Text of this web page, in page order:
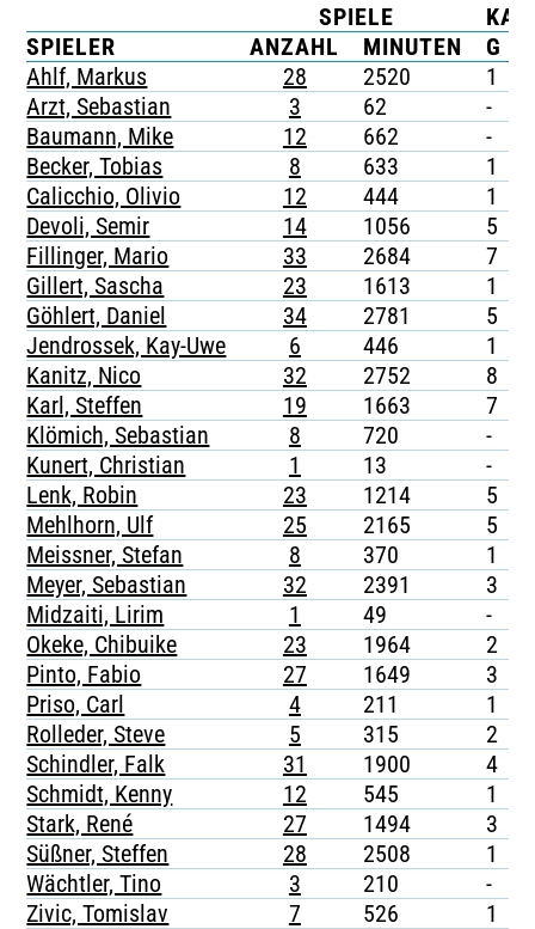
TICKETING
SPIELE
SPIELER
ANZAHL MINUTEN G
Ahlf, Markus
28 2520 1
Arzt, Sebastian
3 62 -
Baumann, Mike
12 662 -
Becker, Tobias
8 633 1
Calicchio, Olivio
12 444 1
Devoli, Semir
14 1056 5
Fillinger, Mario
33 2684 7
Gillert, Sascha
23 1613 1
Göhlert, Daniel
34 2781 5
Jendrossek, Kay-Uwe
6 446 1
Kanitz, Nico
32 2752 8
Karl, Steffen
19 1663 7
Klömich, Sebastian
8 720 -
Kunert, Christian
1 13 -
Lenk, Robin
23 1214 5
Mehlhorn, Ulf
25 2165 5
Meissner, Stefan
8 370 1
Meyer, Sebastian
32 2391 3
Midzaiti, Lirim
1 49 -
Okeke, Chibuike
23 1964 2
Pinto, Fabio
27 1649 3
Priso, Carl
4 211 1
Rolleder, Steve
5 315 2
Schindler, Falk
31 1900 4
Schmidt, Kenny
12 545 1
Stark, René
27 1494 3
Süßner, Steffen
28 2508 1
Wächtler, Tino
3 210 -
Zivic, Tomislav
7 526 1